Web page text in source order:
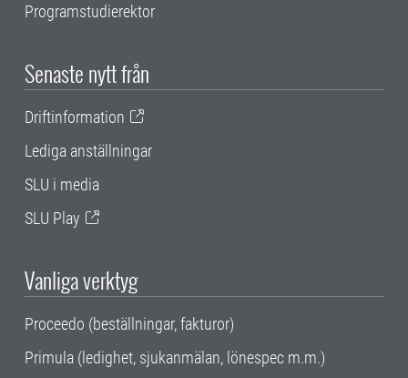
Programstudierektor
Senaste nytt från
Driftinformation
Lediga anställningar
SLU i media
SLU Play
Vanliga verktyg
Proceedo (beställningar, fakturor)
Primula (ledighet, sjukanmälan, lönespec m.m.)